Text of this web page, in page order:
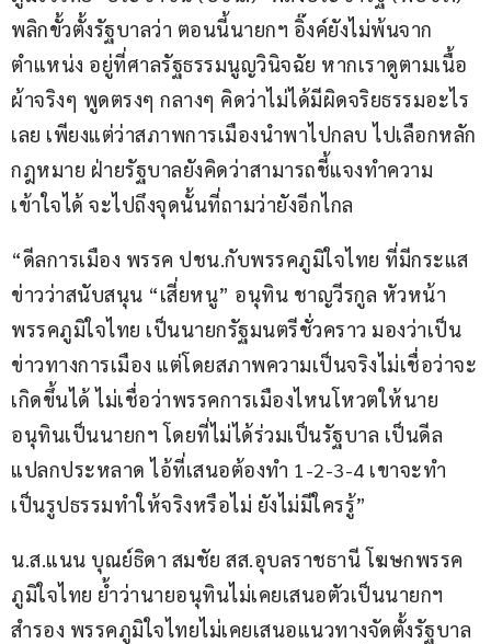
พลิกขั้วตั้งรัฐบาลว่า ตอนนี้นายกฯ อิ๊งค์ยังไม่พ้นจาก
ตำแหน่ง อยู่ที่ศาลรัฐธรรมนูญวินิจฉัย หากเราดูตามเนื้อ
ผ้าจริงๆ พูดตรงๆ กลางๆ คิดว่าไม่ได้มีผิดจริยธรรมอะไร
เลย เพียงแต่ว่าสภาพการเมืองนำพาไปกลบ ไปเลือกหลัก
กฎหมาย ฝ่ายรัฐบาลยังคิดว่าสามารถชี้แจงทำความ
เข้าใจได้ จะไปถึงจุดนั้นที่ถามว่ายังอีกไกล
“ดีลการเมือง พรรค ปชน.กับพรรคภูมิใจไทย ที่มีกระแส
ข่าวว่าสนับสนุน “เสี่ยหนู” อนุทิน ชาญวีรกูล หัวหน้า
พรรคภูมิใจไทย เป็นนายกรัฐมนตรีชั่วคราว มองว่าเป็น
ข่าวทางการเมือง แต่โดยสภาพความเป็นจริงไม่เชื่อว่าจะ
เกิดขึ้นได้ ไม่เชื่อว่าพรรคการเมืองไหนโหวตให้นาย
อนุทินเป็นนายกฯ โดยที่ไม่ได้ร่วมเป็นรัฐบาล เป็นดีล
แปลกประหลาด ไอ้ที่เสนอต้องทำ 1-2-3-4 เขาจะทำ
เป็นรูปธรรมทำให้จริงหรือไม่ ยังไม่มีใครรู้”
น.ส.แนน บุณย์ธิดา สมชัย สส.อุบลราชธานี โฆษกพรรค
ภูมิใจไทย ย้ำว่านายอนุทินไม่เคยเสนอตัวเป็นนายกฯ
สำรอง พรรคภูมิใจไทยไม่เคยเสนอแนวทางจัดตั้งรัฐบาล